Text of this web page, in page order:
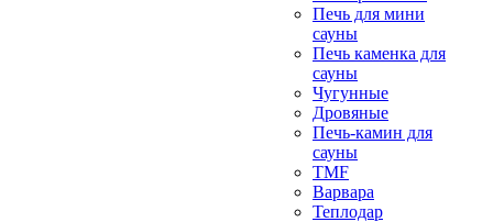
Печь для мини
сауны
Печь каменка для
сауны
Чугунные
Дровяные
Печь-камин для
сауны
TMF
Варвара
Теплодар